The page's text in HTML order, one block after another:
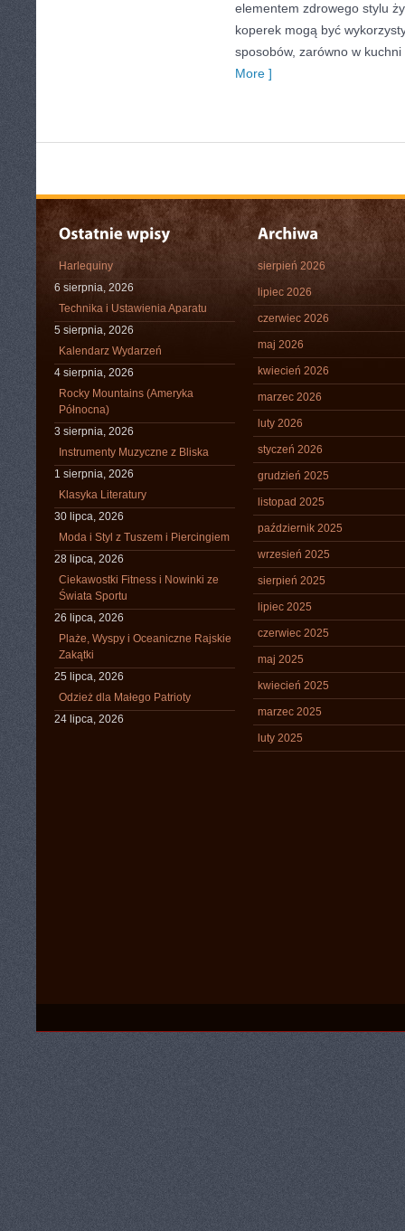
elementem zdrowego stylu
koperek mogą być
sposobów, zarówno w
More ]
Harlequiny
6 sierpnia, 2026
Technika i Ustawienia Aparatu
5 sierpnia, 2026
Kalendarz Wydarzeń
4 sierpnia, 2026
Rocky Mountains (Ameryka
Północna)
3 sierpnia, 2026
Instrumenty Muzyczne z Bliska
1 sierpnia, 2026
Klasyka Literatury
30 lipca, 2026
Moda i Styl z Tuszem i Piercingiem
28 lipca, 2026
Ciekawostki Fitness i Nowinki ze
Świata Sportu
26 lipca, 2026
Plaże, Wyspy i Oceaniczne Rajskie
Zakątki
25 lipca, 2026
Odzież dla Małego Patrioty
24 lipca, 2026
sierpień 2026
lipiec 2026
czerwiec 2026
maj 2026
kwiecień 2026
marzec 2026
luty 2026
styczeń 2026
grudzień 2025
listopad 2025
październik 2025
wrzesień 2025
sierpień 2025
lipiec 2025
czerwiec 2025
maj 2025
kwiecień 2025
marzec 2025
luty 2025